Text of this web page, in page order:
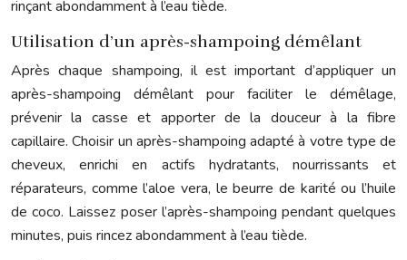
rinçant abondamment à l’eau tiède.
Utilisation d’un après-shampoing démêlant
Après chaque shampoing, il est important d’appliquer un
après-shampoing démêlant pour faciliter le démêlage,
prévenir la casse et apporter de la douceur à la fibre
capillaire. Choisir un après-shampoing adapté à votre type de
cheveux, enrichi en actifs hydratants, nourrissants et
réparateurs, comme l’aloe vera, le beurre de karité ou l’huile
de coco. Laissez poser l’après-shampoing pendant quelques
minutes, puis rincez abondamment à l’eau tiède.